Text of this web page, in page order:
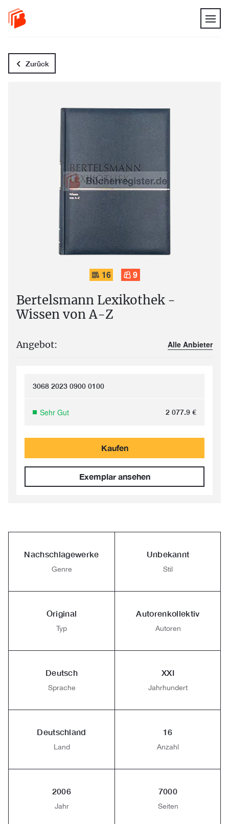
Zurück
16 9
Bertelsmann Lexikothek -
Wissen von A-Z
Angebot: Alle Anbieter
3068 2023 0900 0100
Sehr Gut 2 077.9 €
Kaufen
Exemplar ansehen
Nachschlagewerke
Genre
Unbekannt
Stil
Original
Typ
Autorenkollektiv
Autoren
Deutsch
Sprache
XXI
Jahrhundert
Deutschland
Land
16
Anzahl
2006
Jahr
7000
Seiten